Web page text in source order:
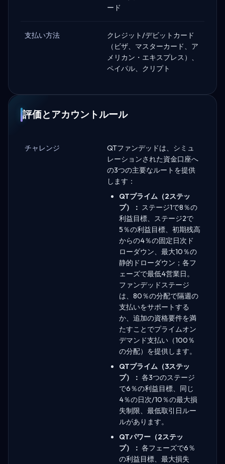
ード
支払い方法
クレジット/デビットカード
（ビザ、マスターカード、ア
メリカン・エキスプレス）、
ペイパル、クリプト
評価とアカウントルール
チャレンジ
QTファンデッドは、シミュ
レーションされた資金口座へ
の3つの主要なルートを提供
します：
QTプライム（2ステッ
プ）： ステージ1で8％の
利益目標、ステージ2で
5％の利益目標、初期残高
からの4％の固定日次ド
ローダウン、最大10％の
静的ドローダウン；各フ
ェーズで最低4営業日。
ファンデッドステージ
は、80％の分配で隔週の
支払いをサポートする
か、追加の資格要件を満
たすことでプライムオン
デマンド支払い（100％
の分配）を提供します。
QTプライム（3ステッ
プ）： 各3つのステージ
で6％の利益目標、同じ
4％の日次/10％の最大損
失制限、最低取引日ルー
ルがあります。
QTパワー（2ステッ
プ）： 各フェーズで6％
の利益目標、最大損失